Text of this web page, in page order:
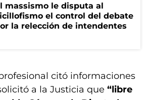
massismo le disputa al
el control del debate
la relección de intendentes
citó informaciones
a la Justicia que “libre